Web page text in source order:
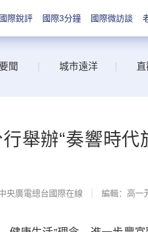
國際銳評 國際3分鐘 國際微訪談
聞 城市遠洋 直
舉辦“奏響時
央廣電總台國際在線 編輯：高一